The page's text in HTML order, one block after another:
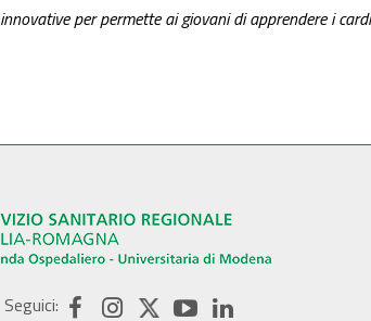
innovative per permette ai giovani di apprendere i
Seguici: